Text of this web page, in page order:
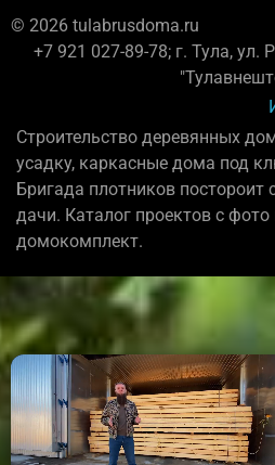
© 2026 tulabrusdoma.ru
+7 921 027-89-78; г. Тула,
Строительство деревянных
усадку, каркасные дома под
Бригада плотников
дачи. Каталог проектов с
домокомплект.